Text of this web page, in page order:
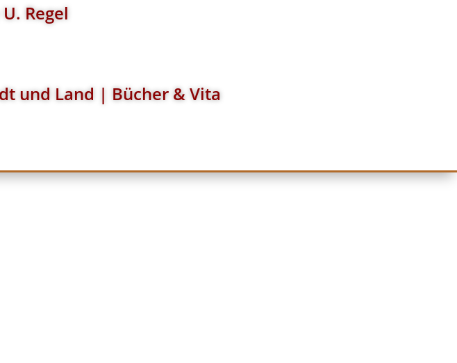
Regel
und Land | Bücher & Vita